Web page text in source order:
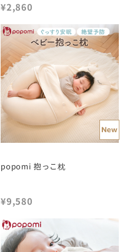
¥2,860
popomi 抱っこ枕
¥9,580